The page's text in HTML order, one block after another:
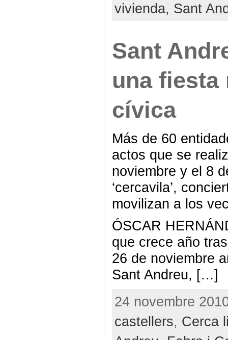
vivienda, Sant
Sant
una fiesta
cívica
Más de 60
actos que se
noviembre y el 8
‘cercavila’,
movilizan a los
ÓSCAR
que crece año
26 de noviembre
Sant Andreu, […]
24 novembre
castellers, Cerca